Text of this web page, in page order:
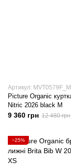
Артикул: MVT0579F_M
Picture Organic
Nitric 2026 black M
9 360 грн 12 480 грн
−25%